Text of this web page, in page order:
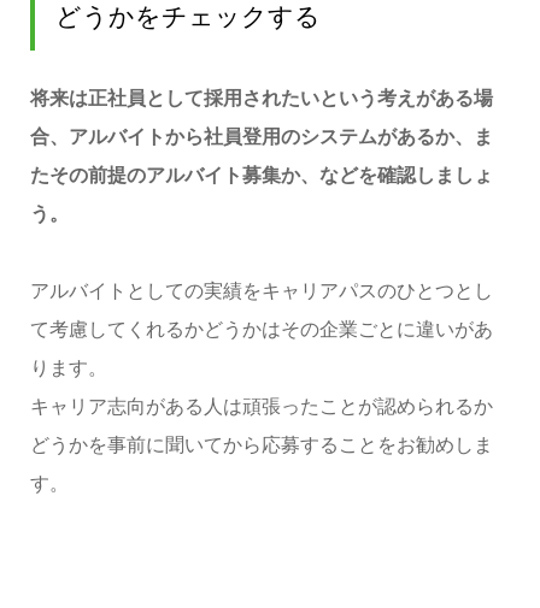
どうかをチェックする
将来は正社員として採用されたいという考えがある場
合、アルバイトから社員登用のシステムがあるか、ま
たその前提のアルバイト募集か、などを確認しましょ
う。
アルバイトとしての実績をキャリアパスのひとつとし
て考慮してくれるかどうかはその企業ごとに違いがあ
ります。
キャリア志向がある人は頑張ったことが認められるか
どうかを事前に聞いてから応募することをお勧めしま
す。